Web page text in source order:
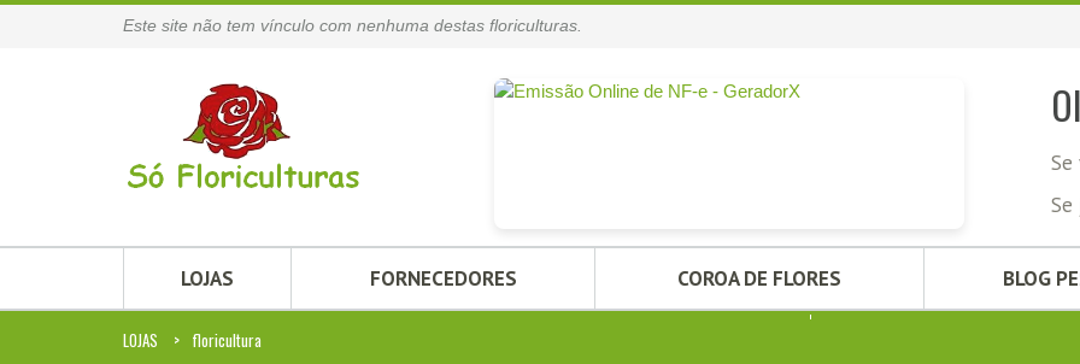
Este site não tem vínculo com nenhuma destas floriculturas.
Se
Se
LOJAS FORNECEDORES COROA DE FLORES BLOG
LOJAS floricultura